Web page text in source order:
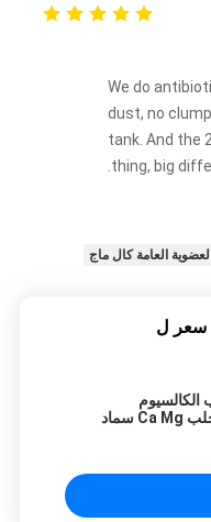
We do
dust, no
tank. And the
thing, big
سعر ل
المغنيسيوم AA مخلب Ca Mg سماد